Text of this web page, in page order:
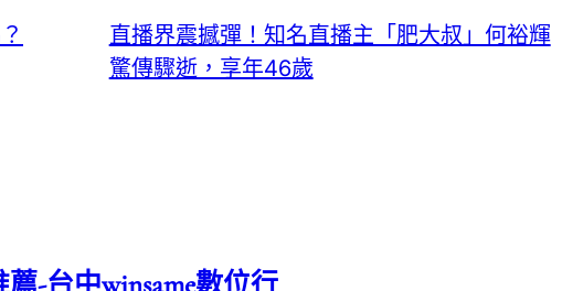
直播界震撼彈！知名直播主「肥大叔」何裕輝
驚傳驟逝，享年46歲
-台中winsame數位行